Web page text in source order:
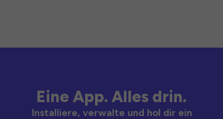
Eine App. Alles drin.
Installiere, verwalte und hol dir ein